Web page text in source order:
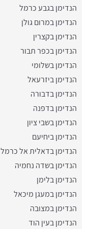
הנדימן בגבע כרמל
הנדימן במרום גולן
הנדימן בקצרין
הנדימן בכפר תבור
הנדימן בשלומי
הנדימן ביזרעאל
הנדימן בדבורה
הנדימן בדפנה
הנדימן בשבי ציון
הנדימן ביחיעם
הנדימן בדאלית אל כרמל
הנדימן בשדה נחמיה
הנדימן בלימן
הנדימן במעגן מיכאל
הנדימן במצובה
הנדימן בעין הוד